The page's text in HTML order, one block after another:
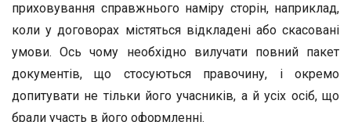
приховування справжнього наміру сторін, наприклад,
коли у договорах містяться відкладені або скасовані
умови. Ось чому необхідно вилучати повний пакет
документів, що стосуються правочину, і окремо
допитувати не тільки його учасників, а й усіх осіб, що
брали участь в його оформленні.